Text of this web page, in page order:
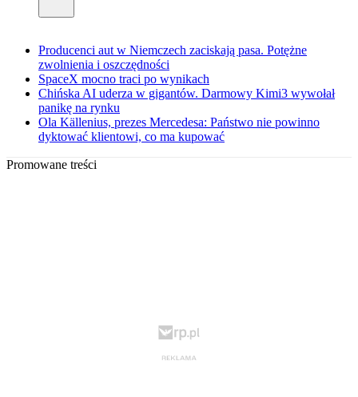
Producenci aut w Niemczech zaciskają pasa. Potężne
zwolnienia i oszczędności
SpaceX mocno traci po wynikach
Chińska AI uderza w gigantów. Darmowy Kimi3 wywołał
panikę na rynku
Ola Källenius, prezes Mercedesa: Państwo nie powinno
dyktować klientowi, co ma kupować
Promowane treści